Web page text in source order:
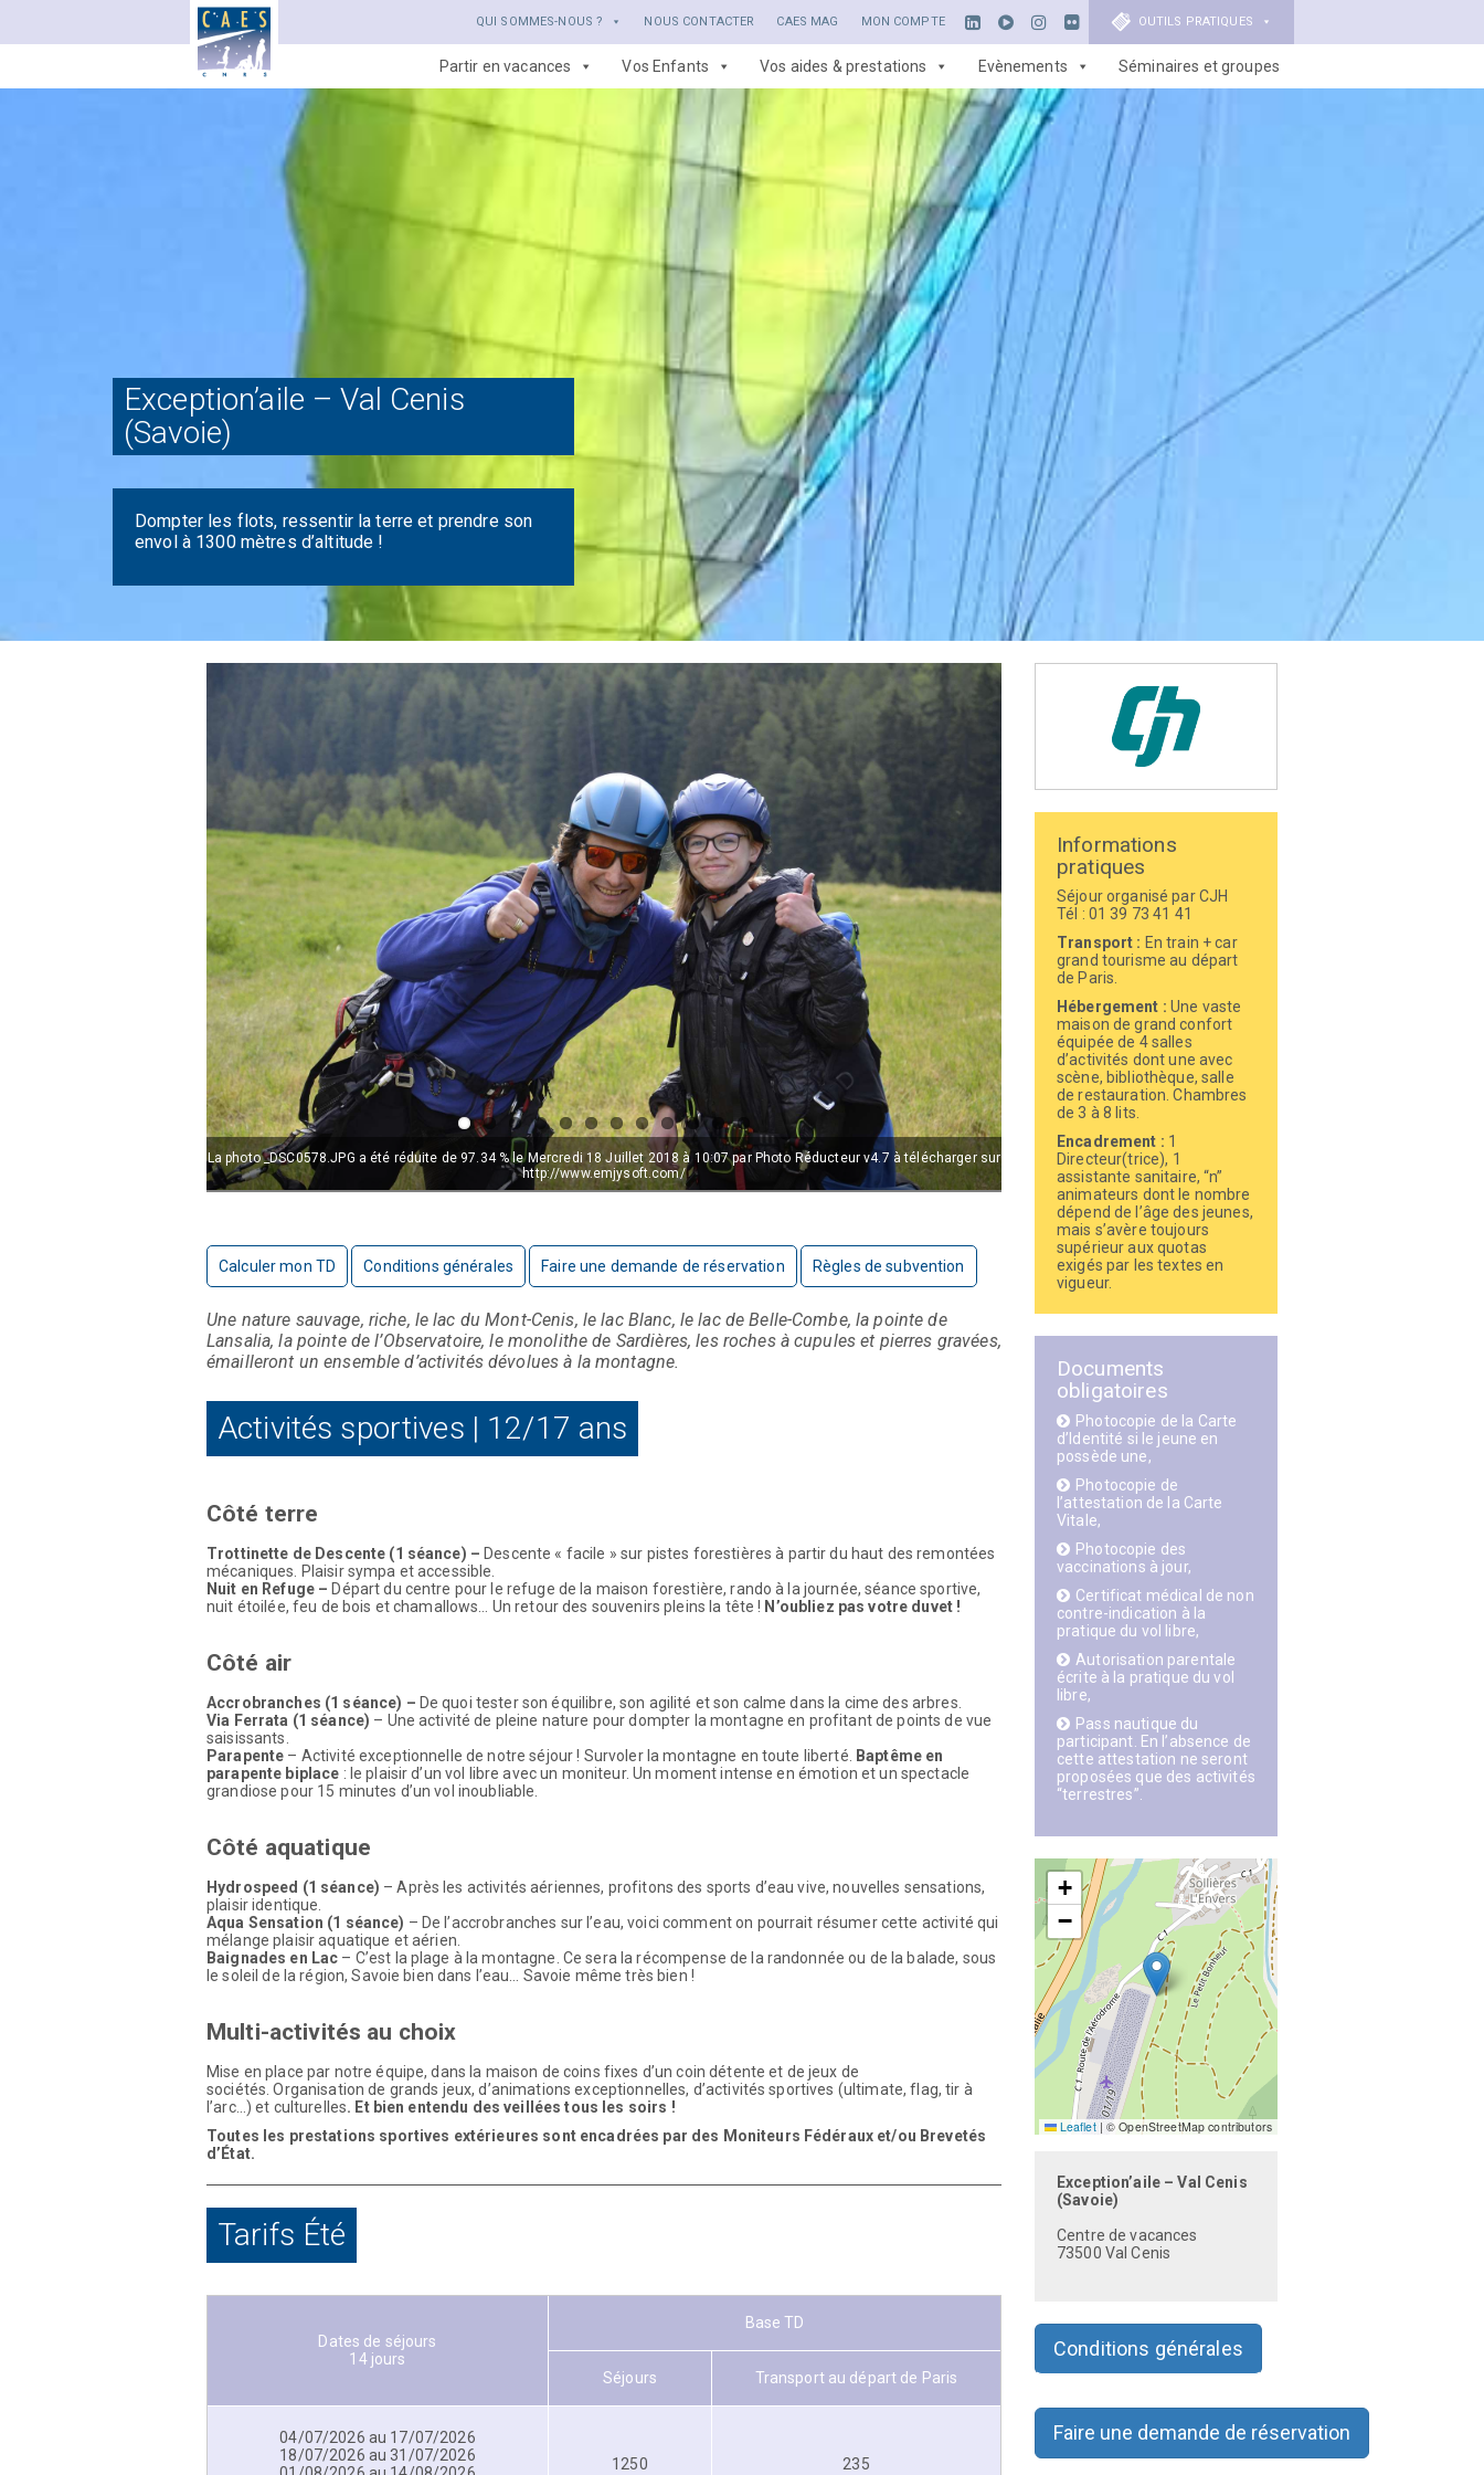
QUI SOMMES-NOUS ? NOUS CONTACTER CAES MAG MON COMPTE OUTILS PRATIQUES
Partir en vacances Vos Enfants Vos aides & prestations Evènements Séminaires et groupes
Exception’aile – Val Cenis
(Savoie)
Dompter les flots, ressentir la terre et prendre son
envol à 1300 mètres d’altitude !
Calculer mon TD Conditions générales
Une nature sauvage, riche, le lac du Mont-Cenis, le lac Blanc, le lac de Belle-Combe, la pointe de
Lansalia, la pointe de l’Observatoire, le monolithe de Sardières, les roches à cupules et pierres gravées,
émailleront un ensemble d’activités dévolues à la montagne.
Activités sportives | 12/17 ans
Côté terre
Trottinette de Descente (1 séance)–Descente « facile » sur pistes forestières à partir du haut des remontées
mécaniques. Plaisir sympa et accessible.
nuit étoilée, feu de bois et chamallows… Un retour des souvenirs pleins la tête !N’oubliez pas votre duvet !
Accrobranches(1 séance)
plaisir identique.
Aqua Sensation(1 séance) – De l’accrobranches sur l’eau, voici comment on pourrait résumer cette activité qui
Informations
pratiques
Séjour organisé par CJH
Tél : 01 39 73 41 41
Transport : En train + car
grand tourisme au départ
de Paris.
Hébergement : Une vaste
maison de grand confort
équipée de 4 salles
d’activités dont une avec
scène, bibliothèque, salle
de restauration. Chambres
de 3 à 8 lits.
Encadrement : 1
Directeur(trice), 1
assistante sanitaire, “n”
animateurs dont le nombre
dépend de l’âge des jeunes,
mais s’avère toujours
supérieur aux quotas
exigés par les textes en
vigueur.
Documents
obligatoires
Photocopie de la Carte
d’Identité si le jeune en
possède une,
Photocopie de
l’attestation de la Carte
Vitale,
Photocopie des
vaccinations à jour,
Certificat médical de non
contre-indication à la
pratique du vol libre,
Autorisation parentale
écrite à la pratique du vol
libre,
Pass nautique du
participant. En l’absence de
cette attestation ne seront
proposées que des activités
“terrestres”.
+
−
Leaflet | © OpenStreetMap contributors
Exception’aile – Val Cenis
(Savoie)
Centre de vacances
73500 Val Cenis
Conditions générales
Faire une demande de réservation